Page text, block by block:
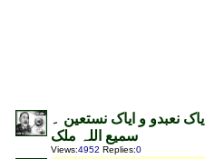
ایاک نعبدو و ایاک نستعین ۔
سمیع اللہ ملک
Views:4952 Replies:0